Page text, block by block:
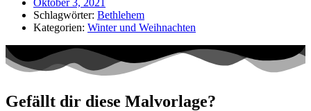
Oktober 3, 2021
Schlagwörter: Bethlehem
Kategorien: Winter und Weihnachten
Gefällt dir diese Malvorlage?